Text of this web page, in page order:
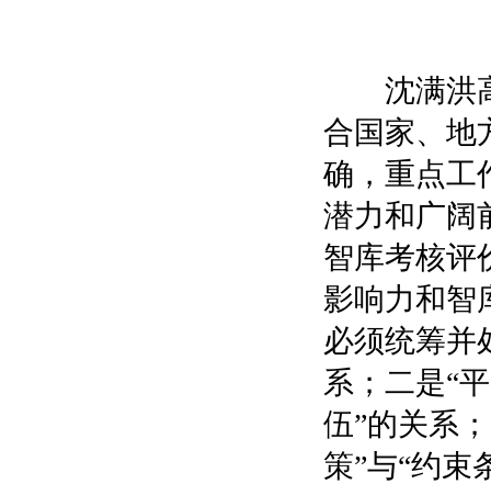
沈满洪
合国家、地
确，重点工
潜力和广阔
智库考核评
影响力和智
必须统筹并
系 ； 二是“
伍”的关系 ；
策”与“约束